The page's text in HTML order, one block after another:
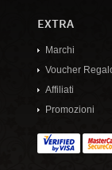
EXTRA
Marchi
Voucher
Affiliati
Promozioni